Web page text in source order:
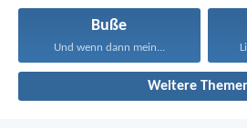
Buße
Und wenn dann mein...
Weitere